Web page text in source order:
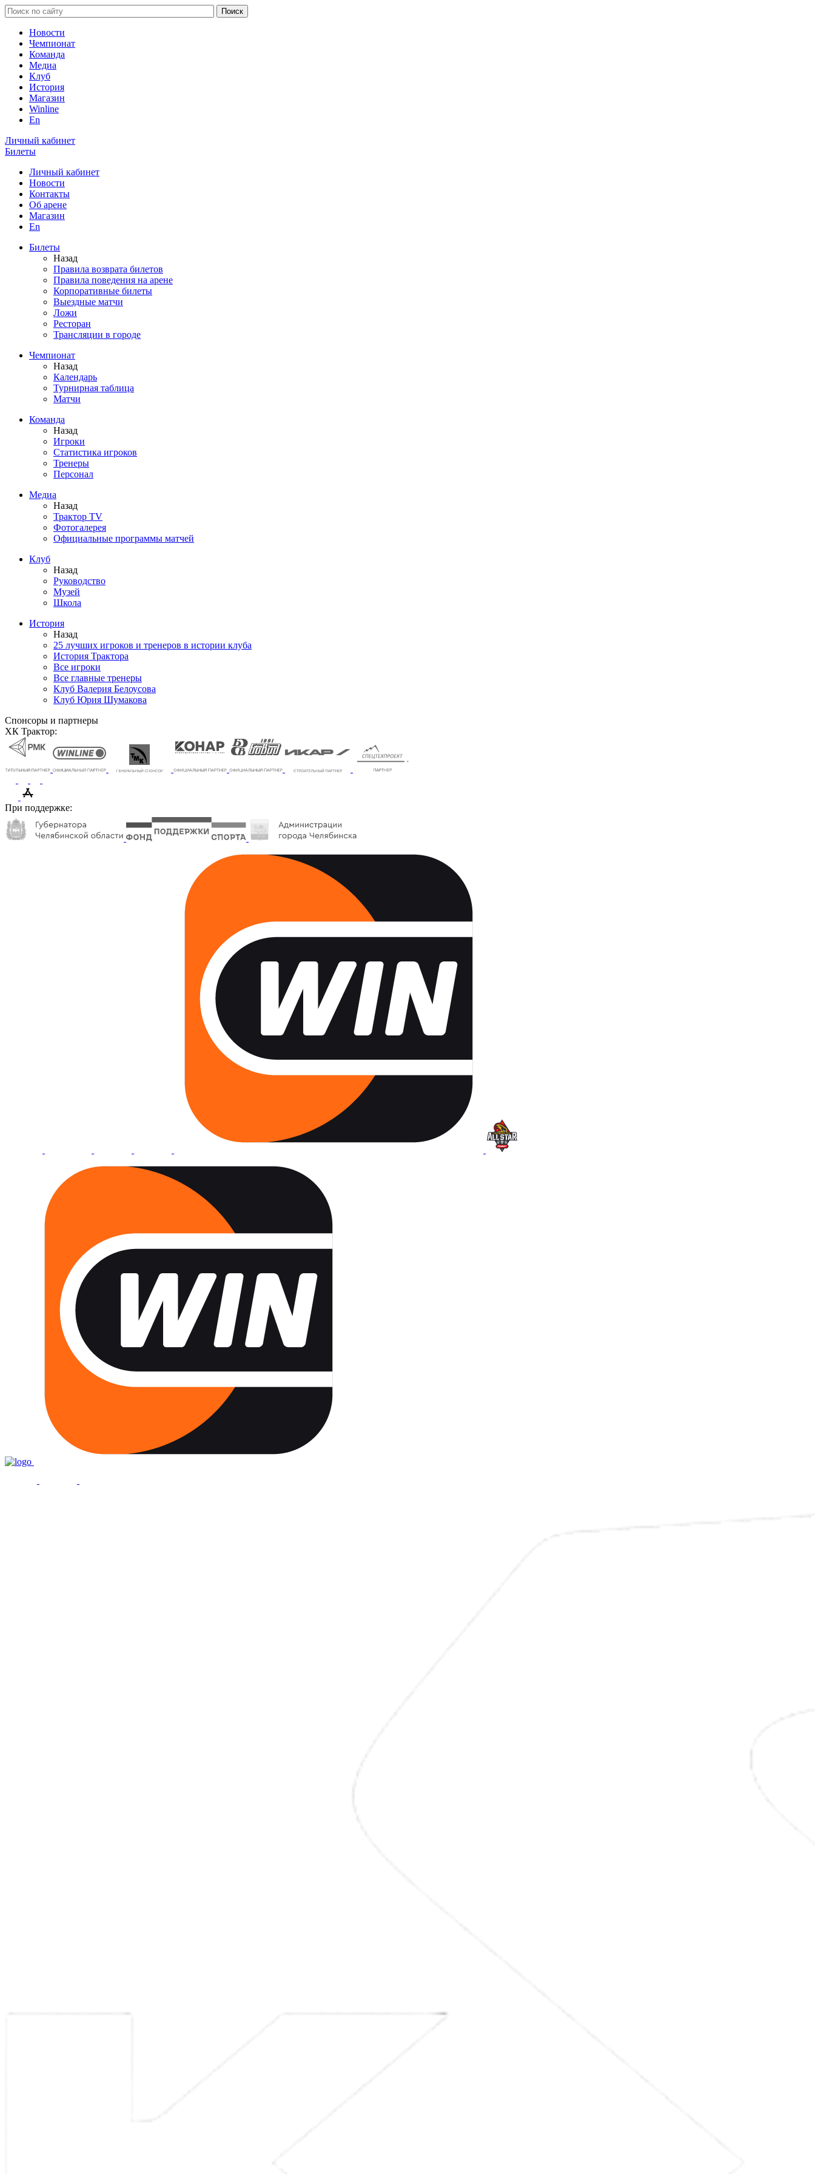
Новости
Чемпионат
Команда
Медиа
Клуб
История
Магазин
Winline
En
Личный кабинет
Билеты
Личный кабинет
Новости
Контакты
Об арене
Магазин
En
Билеты
Назад
Правила возврата билетов
Правила поведения на арене
Корпоративные билеты
Выездные матчи
Ложи
Ресторан
Трансляции в городе
Чемпионат
Назад
Календарь
Турнирная таблица
Матчи
Команда
Назад
Игроки
Статистика игроков
Тренеры
Персонал
Медиа
Назад
Трактор TV
Фотогалерея
Официальные программы матчей
Клуб
Назад
Руководство
Музей
Школа
История
Назад
25 лучших игроков и тренеров в истории клуба
История Трактора
Все игроки
Все главные тренеры
Клуб Валерия Белоусова
Клуб Юрия Шумакова
Спонсоры и партнеры
ХК Трактор:
При поддержке: